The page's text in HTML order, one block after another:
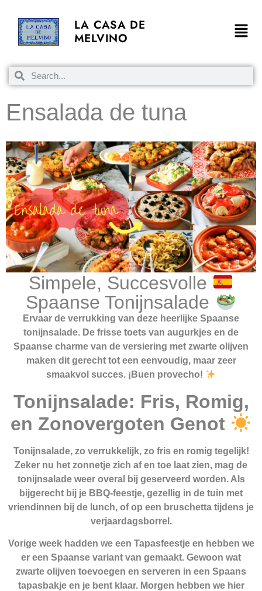
LA CASA DE
MELVINO
Ensalada de tuna
Simpele, Succesvolle
Spaanse Tonijnsalade
Ervaar de verrukking van deze heerlijke Spaanse
tonijnsalade. De frisse toets van augurkjes en de
Spaanse charme van de versiering met zwarte olijven
maken dit gerecht tot een eenvoudig, maar zeer
smaakvol succes. ¡Buen provecho!
Tonijnsalade: Fris, Romig,
en Zonovergoten Genot
Tonijnsalade, zo verrukkelijk, zo fris en romig tegelijk!
Zeker nu het zonnetje zich af en toe laat zien, mag de
tonijnsalade weer overal bij geserveerd worden. Als
bijgerecht bij je BBQ-feestje, gezellig in de tuin met
vriendinnen bij de lunch, of op een bruschetta tijdens je
verjaardagsborrel.
Vorige week hadden we een Tapasfeestje en hebben we
er een Spaanse variant van gemaakt. Gewoon wat
zwarte olijven toevoegen en serveren in een Spaans
tapasbakje en je bent klaar. Morgen hebben we hier